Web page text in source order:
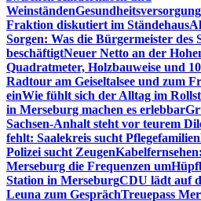
Weinständen
Fraktion diskutiert im Ständehaus
Sorgen: Was die Bürgermeister des
beschäftigtNeuer Netto an der
Quadratmeter, Holzbauweise und
Radtour am Geiseltalsee und zum
einWie fühlt sich der Alltag im
in Merseburg machen es erlebbar
Sachsen-Anhalt steht vor teurem
fehlt: Saalekreis sucht Pflegefamilien
Polizei sucht Zeugen
Merseburg die Frequenzen um
Station in MerseburgCDU lädt auf
Leuna zum GesprächTreuepass